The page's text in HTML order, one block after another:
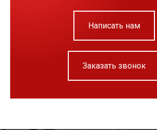
Написать нам
Заказать звонок